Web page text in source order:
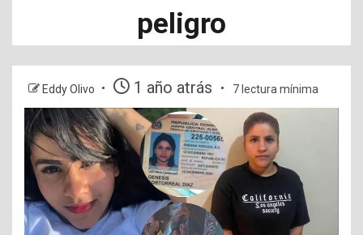
peligro
Eddy Olivo 1 año atrás 7 lectura mínima